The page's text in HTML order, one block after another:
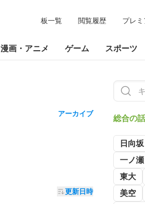
板一覧 閲覧履歴 プレミ
漫画・アニメ ゲーム スポーツ
アーカイブ
更新日時
総合の
日向坂
一ノ瀬
東大
美空